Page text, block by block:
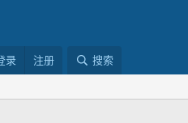
录 注册 搜索